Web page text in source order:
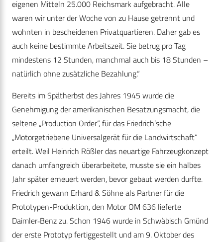
eigenen Mitteln 25.000 Reichsmark aufgebracht. Alle
waren wir unter der Woche von zu Hause getrennt und
wohnten in bescheidenen Privatquartieren. Daher gab es
auch keine bestimmte Arbeitszeit. Sie betrug pro Tag
mindestens 12 Stunden, manchmal auch bis 18 Stunden –
natürlich ohne zusätzliche Bezahlung.“
Bereits im Spätherbst des Jahres 1945 wurde die
Genehmigung der amerikanischen Besatzungsmacht, die
seltene „Production Order“, für das Friedrich’sche
„Motorgetriebene Universalgerät für die Landwirtschaft“
erteilt. Weil Heinrich Rößler das neuartige Fahrzeugkonzept
danach umfangreich überarbeitete, musste sie ein halbes
Jahr später erneuert werden, bevor gebaut werden durfte.
Friedrich gewann Erhard & Söhne als Partner für die
Prototypen-Produktion, den Motor OM 636 lieferte
Daimler‑Benz zu. Schon 1946 wurde in Schwäbisch Gmünd
der erste Prototyp fertiggestellt und am 9. Oktober des